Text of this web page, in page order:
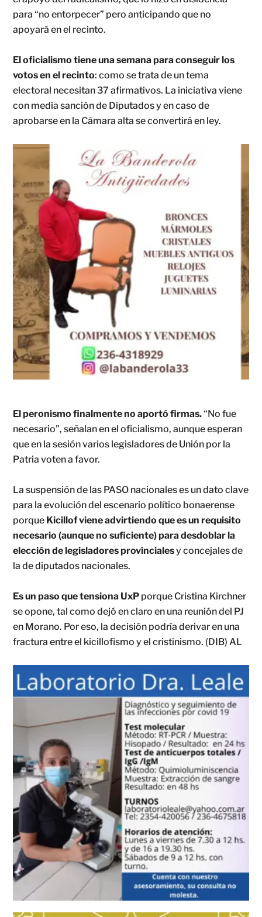
para “no entorpecer” pero anticipando que no
apoyará en el recinto.
El oficialismo tiene una semana para conseguir los
votos en el recinto: como se trata de un tema
electoral necesitan 37 afirmativos. La iniciativa viene
con media sanción de Diputados y en caso de
aprobarse en la Cámara alta se convertirá en ley.
El peronismo finalmente no aportó firmas.“No fue
necesario”, señalan en el oficialismo, aunque esperan
que en la sesión varios legisladores de Unión por la
Patria voten a favor.
La suspensión de las PASO nacionales es un dato clave
para la evolución del escenario político bonaerense
porque Kicillof viene advirtiendo que es un requisito
necesario (aunque no suficiente) para desdoblar la
elección de legisladores provincialesy concejales de
la de diputados nacionales.
Es un paso que tensiona UxP porque Cristina Kirchner
se opone, tal como dejó en claro en una reunión del PJ
en Morano. Por eso, la decisión podría derivar en una
fractura entre el kicillofismo y el cristinismo. (DIB) AL